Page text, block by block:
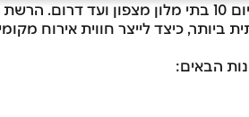
קבוצת מלונות ישראל קנדה, מונה כיום 10 בתי מלון
ביותר, כיצד לייצר חווית אירוח
הבאים: